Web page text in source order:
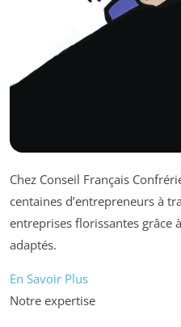
Chez Conseil Français
centaines d’entrepreneurs à
entreprises florissantes grâce
adaptés.
En Savoir Plus
Notre expertise